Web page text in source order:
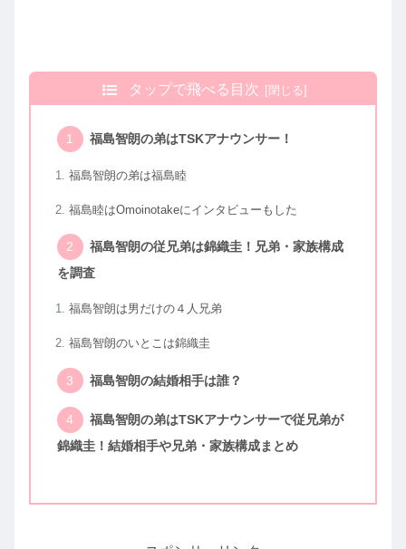
タップで飛べる目次
福島智朗の弟はTSKアナウンサー！
福島智朗の弟は福島睦
福島睦はOmoinotakeにインタビューもした
福島智朗の従兄弟は錦織圭！兄弟・家族構成
を調査
福島智朗は男だけの４人兄弟
福島智朗のいとこは錦織圭
福島智朗の結婚相手は誰？
福島智朗の弟はTSKアナウンサーで従兄弟が
錦織圭！結婚相手や兄弟・家族構成まとめ